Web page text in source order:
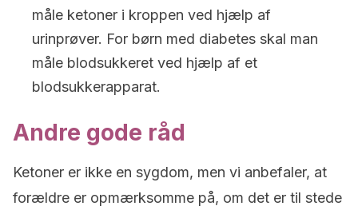
måle ketoner i kroppen ved hjælp af
urinprøver. For børn med diabetes skal man
måle blodsukkeret ved hjælp af et
blodsukkerapparat.
Andre gode råd
Ketoner er ikke en sygdom, men vi anbefaler, at
forældre er opmærksomme på, om det er til stede